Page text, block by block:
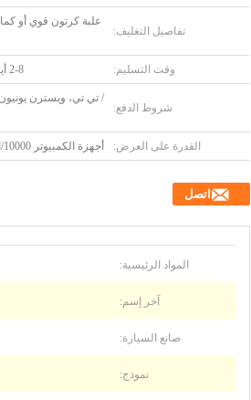
تفاصيل التغليف:
علبة كرتون قوي أو
وقت التسليم: 2-8 أيام عمل
شروط الدفع:
/ تي تي، ويسترن
القدرة على العرض: أجهزة الكمبيوتر 10000/الأسبوع
اتصل
المواد الرئيسية:
آخر إسم:
صانع السيارة:
نموذج: